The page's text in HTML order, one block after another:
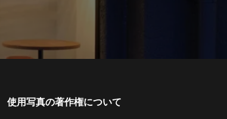
使用写真の著作権について